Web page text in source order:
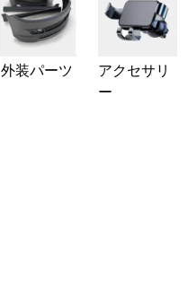
外装パーツ
アクセサリ
ー